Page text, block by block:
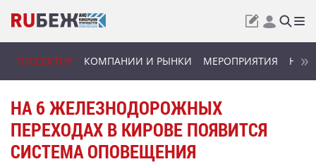
ГОССЕКТОР КОМПАНИИ И РЫНКИ МЕРОПРИЯТИЯ
НА 6 ЖЕЛЕЗНОДОРОЖНЫХ
ПЕРЕХОДАХ В КИРОВЕ ПОЯВИТСЯ
СИСТЕМА ОПОВЕЩЕНИЯ